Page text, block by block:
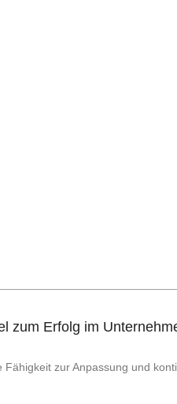
zum Erfolg im
zur Anpassung und